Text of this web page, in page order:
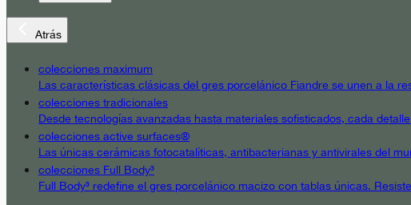
Atrás
colecciones maximum
Las características clásicas del gres porcelánico Fiandre se unen a la
colecciones tradicionales
Desde tecnologías avanzadas hasta materiales sofisticados, cada
colecciones active surfaces®
Las únicas cerámicas fotocatalíticas, antibacterianas y antivirales del
colecciones Full Body³
Full Body³ redefine el gres porcelánico macizo con tablas únicas.